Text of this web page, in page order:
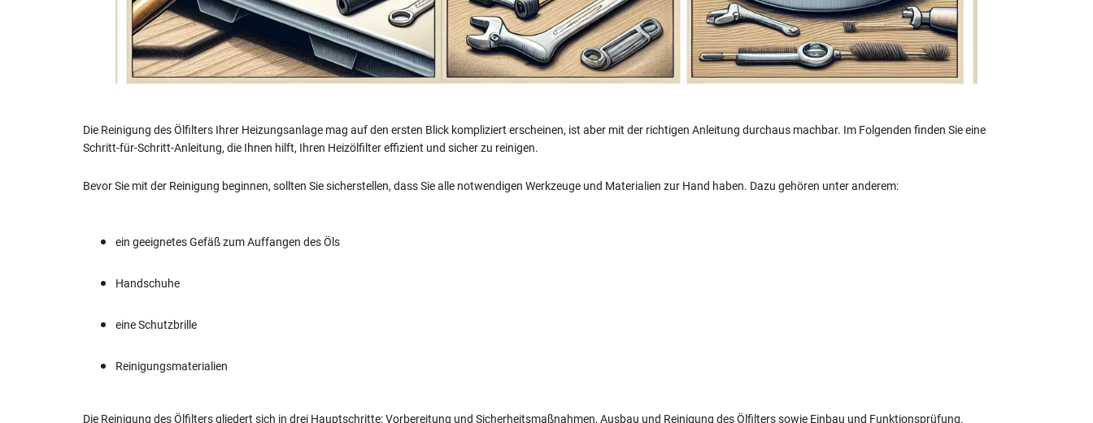
Die Reinigung des Ölfilters Ihrer Heizungsanlage mag auf den ersten Blick kompliziert erscheinen, ist aber mit der richtigen Anleitung durchaus machbar. Im Folgenden finden Sie eine
Schritt-für-Schritt-Anleitung, die Ihnen hilft, Ihren Heizölfilter effizient und sicher zu reinigen.
Bevor Sie mit der Reinigung beginnen, sollten Sie sicherstellen, dass Sie alle notwendigen Werkzeuge und Materialien zur Hand haben. Dazu gehören unter anderem:
ein geeignetes Gefäß zum Auffangen des Öls
Handschuhe
eine Schutzbrille
Reinigungsmaterialien
Die Reinigung des Ölfilters gliedert sich in drei Hauptschritte: Vorbereitung und Sicherheitsmaßnahmen, Ausbau und Reinigung des Ölfilters sowie Einbau und Funktionsprüfung.